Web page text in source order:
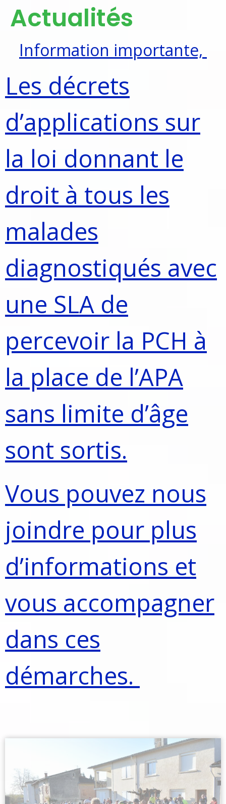
Actualités
Information importante,
Les décrets
d’applications sur
la loi donnant le
droit à tous les
malades
diagnostiqués avec
une SLA de
percevoir la PCH à
la place de l’APA
sans limite d’âge
sont sortis.
Vous pouvez nous
joindre pour plus
d’informations et
vous accompagner
dans ces
démarches.